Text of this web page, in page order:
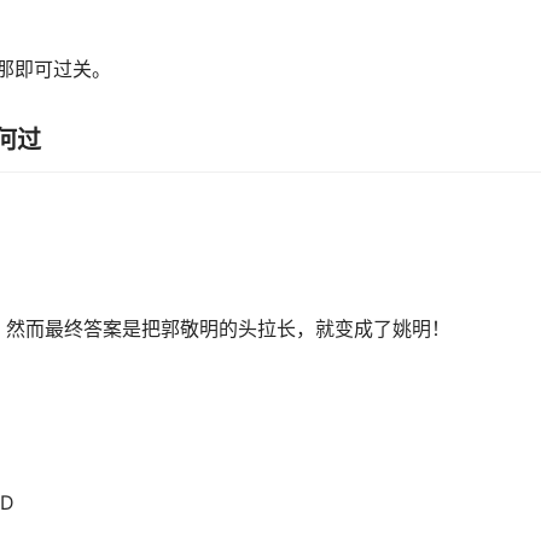
即可过关。
过
而最终答案是把郭敬明的头拉长，就变成了姚明！